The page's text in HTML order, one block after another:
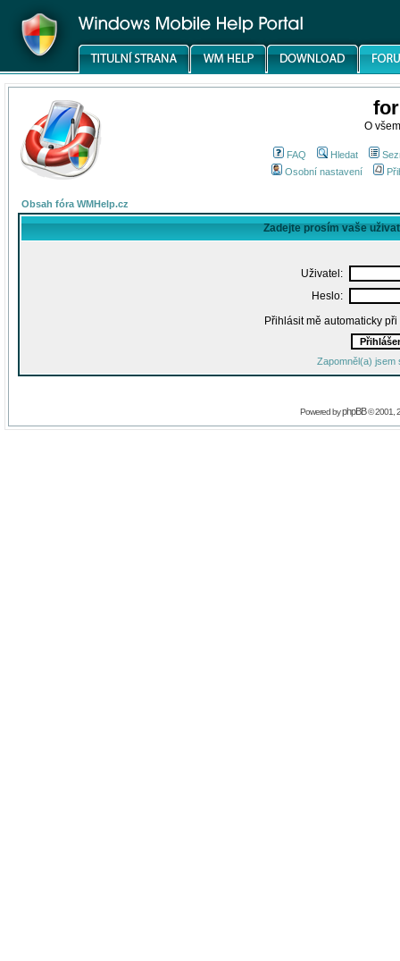
O
FAQ Hledat
Osobní nastavení
Obsah fóra WMHelp.cz
Zadejte prosím vaše
Uživatel:
Heslo:
Přihlásit mě automaticky
Zapomněl(a) jsem
Powered byphpBB© 2001,